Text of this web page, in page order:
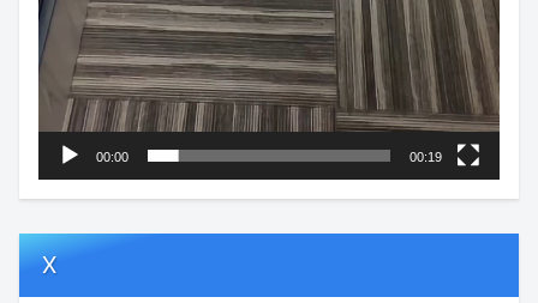
00:00 00:19
X